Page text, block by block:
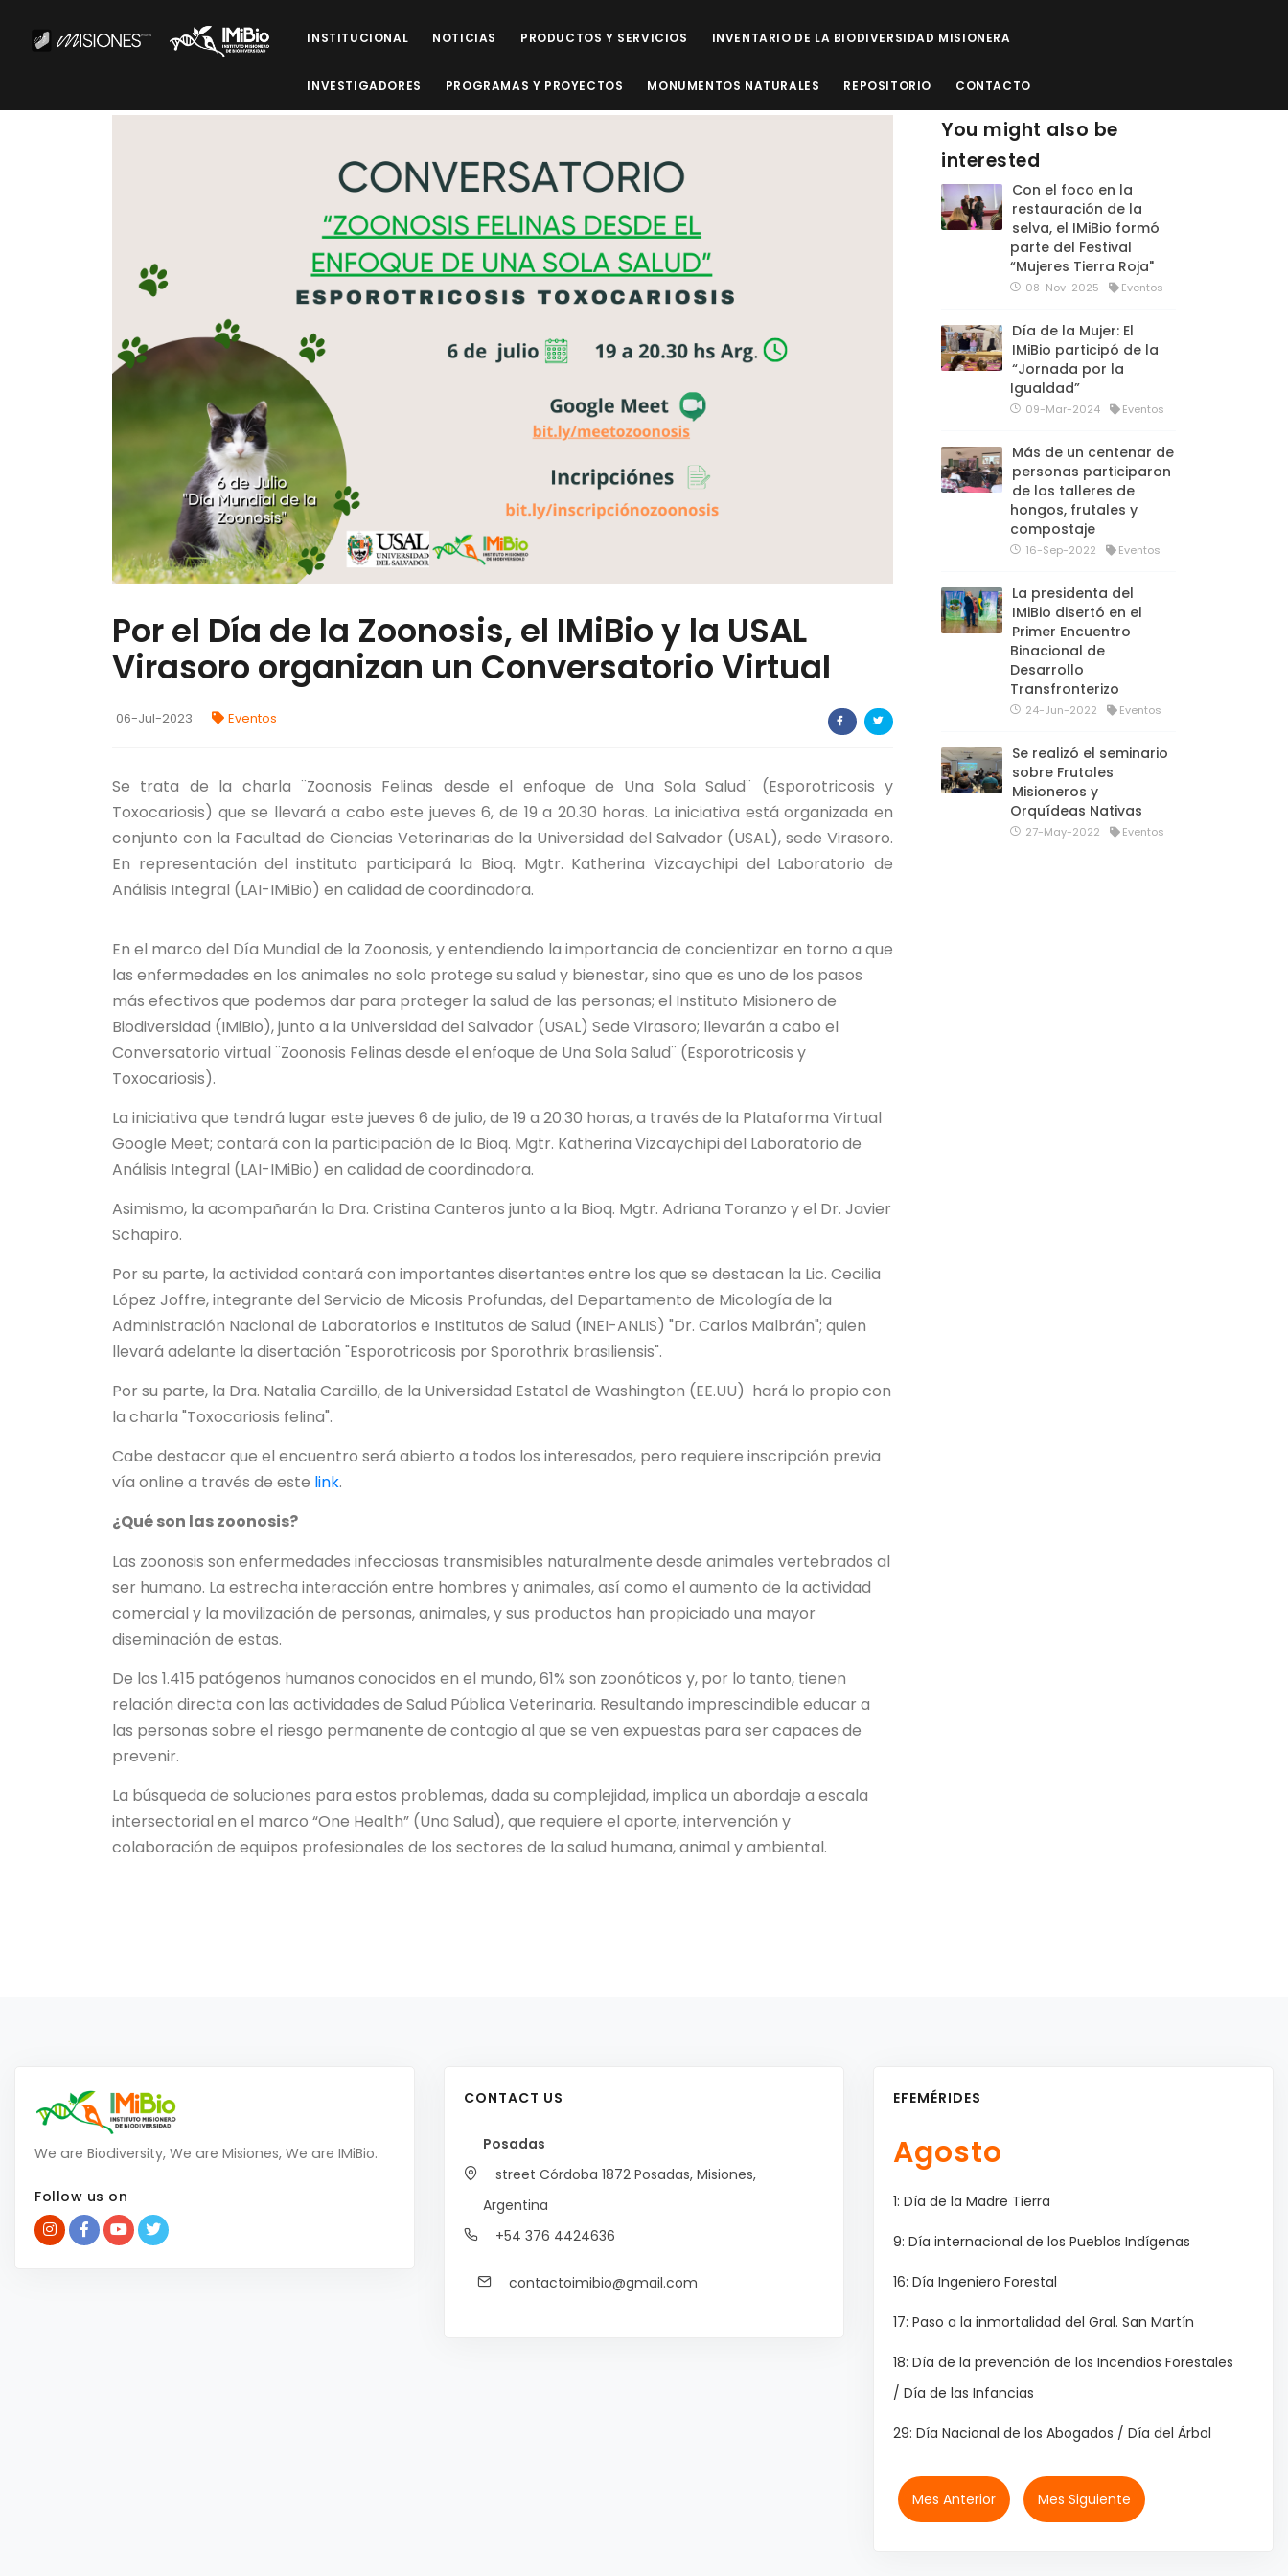
INSTITUCIONAL NOTICIAS PRODUCTOS Y SERVICIOS INVENTARIO DE LA BIODIVERSIDAD MISIONERA
INVESTIGADORES PROGRAMAS Y PROYECTOS MONUMENTOS NATURALES REPOSITORIO CONTACTO
Por el Día de la Zoonosis, el IMiBio y la USAL
Virasoro organizan un Conversatorio Virtual
06-Jul-2023 Eventos
Se trata de la charla ¨Zoonosis Felinas desde el enfoque de Una Sola Salud¨ (Esporotricosis y
Toxocariosis) que se llevará a cabo este jueves 6, de 19 a 20.30 horas. La iniciativa está organizada en
conjunto con la Facultad de Ciencias Veterinarias de la Universidad del Salvador (USAL), sede Virasoro.
En representación del instituto participará la Bioq. Mgtr. Katherina Vizcaychipi del Laboratorio de
Análisis Integral (LAI-IMiBio) en calidad de coordinadora.
En el marco del Día Mundial de la Zoonosis, y entendiendo la importancia de concientizar en torno a que
las enfermedades en los animales no solo protege su salud y bienestar, sino que es uno de los pasos
más efectivos que podemos dar para proteger la salud de las personas; el Instituto Misionero de
Biodiversidad (IMiBio), junto a la Universidad del Salvador (USAL) Sede Virasoro; llevarán a cabo el
Conversatorio virtual ¨Zoonosis Felinas desde el enfoque de Una Sola Salud¨ (Esporotricosis y
Toxocariosis).
La iniciativa que tendrá lugar este jueves 6 de julio, de 19 a 20.30 horas, a través de la Plataforma Virtual
Google Meet; contará con la participación de la Bioq. Mgtr. Katherina Vizcaychipi del Laboratorio de
Análisis Integral (LAI-IMiBio) en calidad de coordinadora.
Asimismo, la acompañarán la Dra. Cristina Canteros junto a la Bioq. Mgtr. Adriana Toranzo y el Dr. Javier
Schapiro.
Por su parte, la actividad contará con importantes disertantes entre los que se destacan la Lic. Cecilia
López Joffre, integrante del Servicio de Micosis Profundas, del Departamento de Micología de la
Administración Nacional de Laboratorios e Institutos de Salud (INEI-ANLIS) "Dr. Carlos Malbrán"; quien
llevará adelante la disertación "Esporotricosis por Sporothrix brasiliensis".
Por su parte, la Dra. Natalia Cardillo, de la Universidad Estatal de Washington (EE.UU) hará lo propio con
la charla "Toxocariosis felina".
Cabe destacar que el encuentro será abierto a todos los interesados, pero requiere inscripción previa
vía online a través de este link.
¿Qué son las zoonosis?
Las zoonosis son enfermedades infecciosas transmisibles naturalmente desde animales vertebrados al
ser humano. La estrecha interacción entre hombres y animales, así como el aumento de la actividad
comercial y la movilización de personas, animales, y sus productos han propiciado una mayor
diseminación de estas.
De los 1.415 patógenos humanos conocidos en el mundo, 61% son zoonóticos y, por lo tanto, tienen
relación directa con las actividades de Salud Pública Veterinaria. Resultando imprescindible educar a
las personas sobre el riesgo permanente de contagio al que se ven expuestas para ser capaces de
prevenir.
La búsqueda de soluciones para estos problemas, dada su complejidad, implica un abordaje a escala
intersectorial en el marco “One Health” (Una Salud), que requiere el aporte, intervención y
colaboración de equipos profesionales de los sectores de la salud humana, animal y ambiental.
You might also be
interested
Con el foco en la
restauración de la
selva, el IMiBio formó
parte del Festival
“Mujeres Tierra Roja"
08-Nov-2025 Eventos
Día de la Mujer: El
IMiBio participó de la
“Jornada por la
Igualdad”
09-Mar-2024 Eventos
Más de un centenar de
personas participaron
de los talleres de
hongos, frutales y
compostaje
16-Sep-2022 Eventos
La presidenta del
IMiBio disertó en el
Primer Encuentro
Binacional de
Desarrollo
Transfronterizo
24-Jun-2022 Eventos
Se realizó el seminario
sobre Frutales
Misioneros y
Orquídeas Nativas
27-May-2022 Eventos
We are Biodiversity, We are Misiones, We are IMiBio.
Follow us on
CONTACT US
Posadas
street Córdoba 1872 Posadas, Misiones,
Argentina
+54 376 4424636
contactoimibio@gmail.com
EFEMÉRIDES
Agosto
1: Día de la Madre Tierra
9: Día internacional de los Pueblos Indígenas
16: Día Ingeniero Forestal
17: Paso a la inmortalidad del Gral. San Martín
18: Día de la prevención de los Incendios Forestales
/ Día de las Infancias
29: Día Nacional de los Abogados / Día del Árbol
Mes Anterior Mes Siguiente